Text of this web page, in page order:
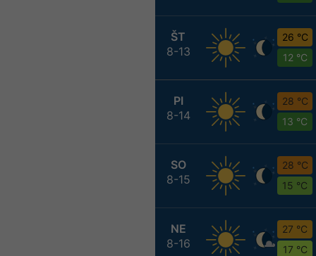
ŠT
8-13
26 °C
12 °C
PI
8-14
28 °C
13 °C
SO
8-15
28 °C
15 °C
NE
8-16
27 °C
17 °C